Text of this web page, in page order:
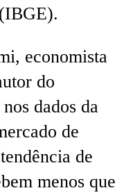
economista
do
dados da
de
de
menos que